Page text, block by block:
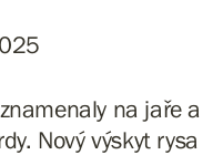
na jaře a
Nový výskyt rysa